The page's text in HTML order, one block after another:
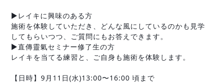
▶︎レイキに興味のある方
施術を体験していただき、どんな風にしているのかも見学
してもらいつつ、ご質問にもお答えできます。
▶︎直傳靈氣セミナー修了生の方
レイキを当てる練習と、ご自身も施術を体験します。
【日時】9月11日(水)13:00〜16:00 頃まで